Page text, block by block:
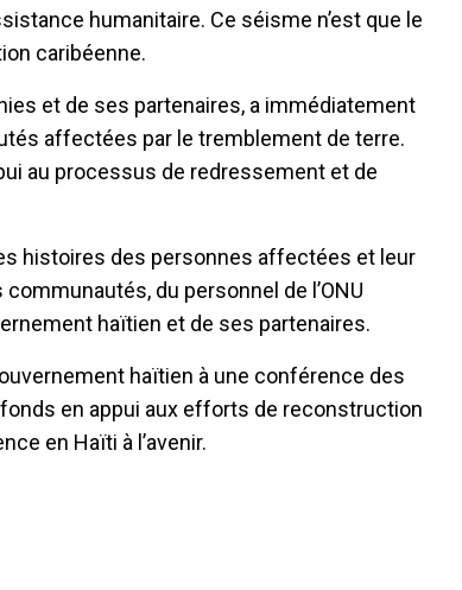
humanitaire. Ce séisme n’est que le
caribéenne.
et de ses partenaires, a immédiatement
affectées par le tremblement de terre.
au processus de redressement et de
histoires des personnes affectées et leur
du personnel de l’ONU
haïtien et de ses partenaires.
haïtien à une conférence des
en appui aux efforts de reconstruction
en Haïti à l’avenir.